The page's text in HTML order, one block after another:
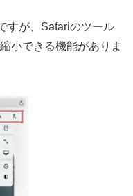
すが、Safariのツール
小できる機能がありま